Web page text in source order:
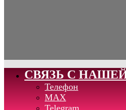
СВЯЗЬ С
Телефон
MAX
Telegram